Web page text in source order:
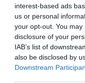
interest-based ads
us or personal
your opt-out. You
disclosure of your
IAB’s list of
also be disclosed by
Downstream